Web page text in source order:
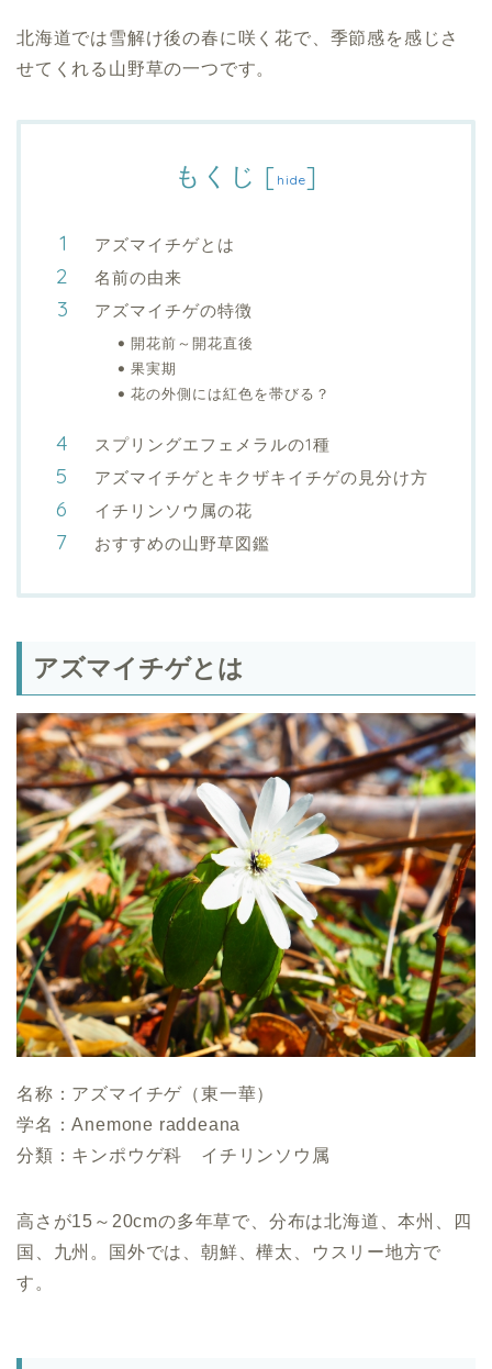
北海道では雪解け後の春に咲く花で、季節感を感じさ
せてくれる山野草の一つです。
もくじ [ hide]
アズマイチゲとは
名前の由来
アズマイチゲの特徴
開花前～開花直後
果実期
花の外側には紅色を帯びる？
スプリングエフェメラルの1種
アズマイチゲとキクザキイチゲの見分け方
イチリンソウ属の花
おすすめの山野草図鑑
アズマイチゲとは
名称：アズマイチゲ（東一華）
学名：Anemone raddeana
分類：キンポウゲ科 イチリンソウ属
高さが15～20cmの多年草で、分布は北海道、本州、四
国、九州。国外では、朝鮮、樺太、ウスリー地方で
す。